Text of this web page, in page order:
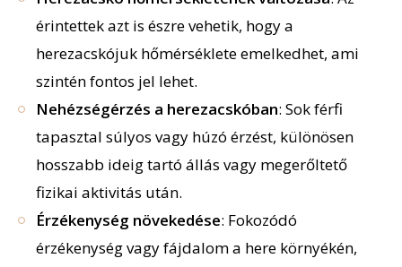
érintettek azt is észre vehetik, hogy a
herezacskójuk hőmérséklete emelkedhet, ami
szintén fontos jel lehet.
Nehézségérzés a herezacskóban: Sok férfi
tapasztal súlyos vagy húzó érzést, különösen
hosszabb ideig tartó állás vagy megerőltető
fizikai aktivitás után.
Érzékenység növekedése: Fokozódó
érzékenység vagy fájdalom a here környékén,